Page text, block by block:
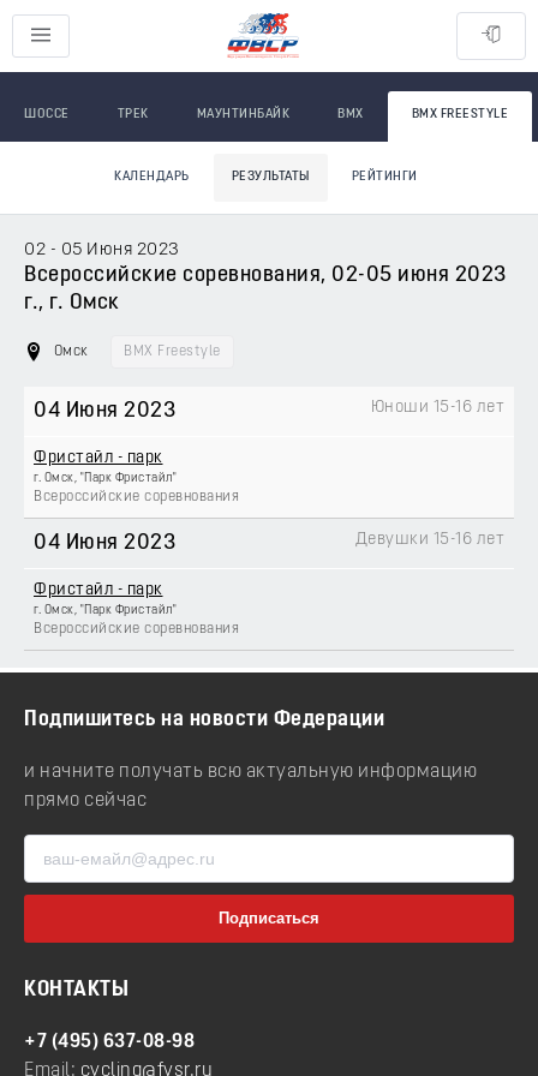
ШОССЕ ТРЕК МАУНТИНБАЙК BMX BMX FREESTYLE
КАЛЕНДАРЬ РЕЗУЛЬТАТЫ РЕЙТИНГИ
02 - 05 Июня 2023
Всероссийские соревнования, 02-05 июня 2023
г., г. Омск
Омск BMX Freestyle
04 Июня 2023
Фристайл - парк
г. Омск, "Парк Фристайл"
Всероссийские соревнования
Юноши 15-16 лет
04 Июня 2023
Фристайл - парк
г. Омск, "Парк Фристайл"
Всероссийские соревнования
Девушки 15-16 лет
Подпишитесь на новости Федерации
и начните получать всю актуальную информацию
прямо сейчас
КОНТАКТЫ
+7 (495) 637-08-98
Email: cycling@fvsr.ru